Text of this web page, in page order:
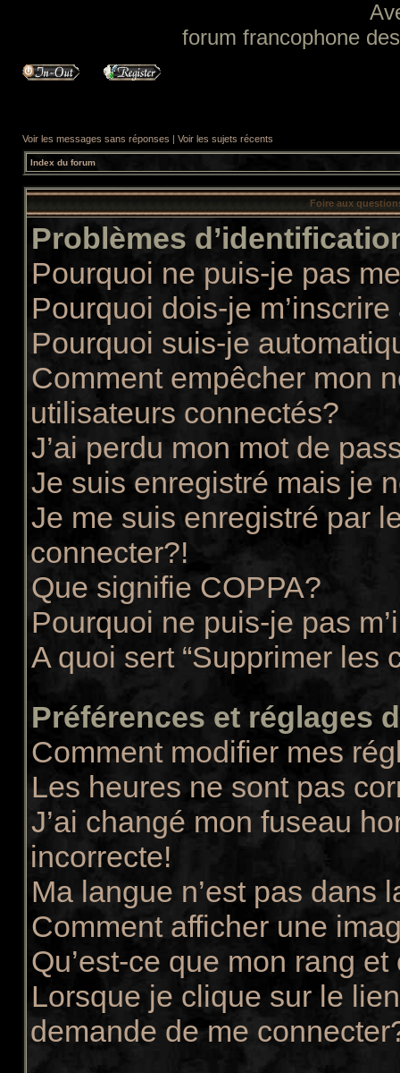
forum francophone
Voir les messages sans réponses | Voir les sujets récents
Index du forum
Foire aux
Problèmes
Pourquoi ne puis-je pas
Pourquoi dois-je
Pourquoi suis-je
Comment empêcher mon
utilisateurs connectés?
J’ai perdu mon mot de
Je suis enregistré mais je
Je me suis enregistré par
connecter?!
Que signifie COPPA?
Pourquoi ne puis-je pas
A quoi sert “Supprimer les
Préférences et réglages
Comment modifier mes
Les heures ne sont pas
J’ai changé mon fuseau
incorrecte!
Ma langue n’est pas dans
Comment afficher une
Qu’est-ce que mon rang
Lorsque je clique sur le
demande de me